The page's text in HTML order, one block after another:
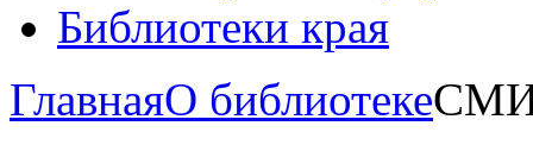
Библиотеки края
ГлавнаяО библиотекеСМИ